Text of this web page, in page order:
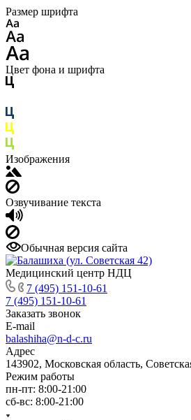
Размер шрифта
Цвет фона и шрифта
Изображения
Озвучивание текста
Обычная версия сайта
Медицинский центр НДЦ
7 (495) 151-10-61
7 (495) 151-10-61
Заказать звонок
E-mail
balashiha@n-d-c.ru
Адрес
143902, Московская область,
Режим работы
пн-пт: 8:00-21:00
сб-вс: 8:00-21:00